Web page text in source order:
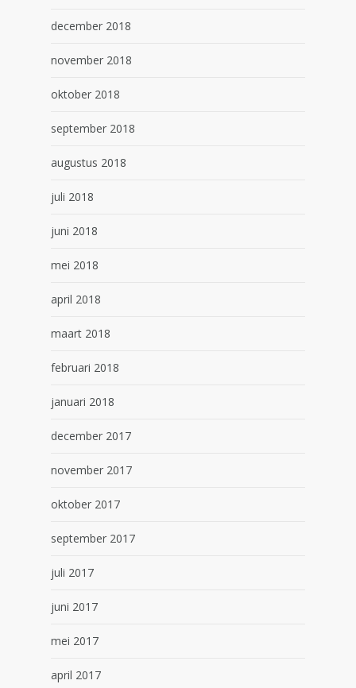
december 2018
november 2018
oktober 2018
september 2018
augustus 2018
juli 2018
juni 2018
mei 2018
april 2018
maart 2018
februari 2018
januari 2018
december 2017
november 2017
oktober 2017
september 2017
juli 2017
juni 2017
mei 2017
april 2017